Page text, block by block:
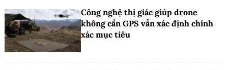
Công nghệ thị giác giúp drone
không cần GPS vẫn xác định chính
xác mục tiêu